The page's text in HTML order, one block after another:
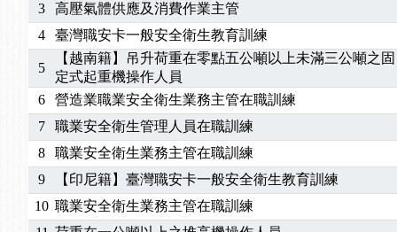
3
高壓氣體供應及消費作業主管
4
臺灣職安卡一般安全衛生教育訓練
5
【越南籍】吊升荷重在零點五公噸以上未滿三公噸之固
定式起重機操作人員
6
營造業職業安全衛生業務主管在職訓練
7
職業安全衛生管理人員在職訓練
8
職業安全衛生業務主管在職訓練
9
【印尼籍】臺灣職安卡一般安全衛生教育訓練
10 職業安全衛生業務主管在職訓練